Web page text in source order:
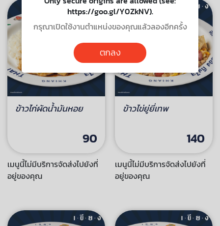
ข้าวไก่ผัดน้ำมันหอย
90
เมนูนี้ไม่มีบริการจัดส่งไปยังที่
อยู่ของคุณ
ข้าวไข่ยู่ยี่เทพ
140
เมนูนี้ไม่มีบริการจัดส่งไปยังที่
อยู่ของคุณ
https://goo.gl/Y0ZkNV).
กรุณาเปิดใช้งานตำแหน่งของคุณแล้วลองอีกครั้ง
ตกลง